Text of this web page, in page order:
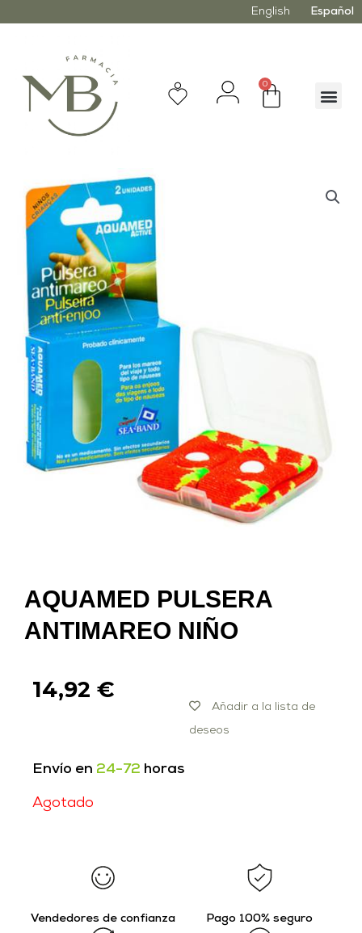
English Español
0
AQUAMED PULSERA
ANTIMAREO NIÑO
14,92 €
Añadir a la lista de
deseos
Envío en 24-72 horas
Agotado
Vendedores de confianza Pago 100% seguro